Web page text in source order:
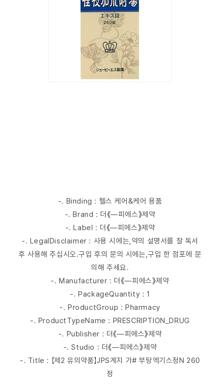
-. Binding : 헬스 케어&케어 용품
-. Brand : 더《―피에스》제약
-. Label : 더《―피에스》제약
-. LegalDisclaimer : 사용 시에는,약의 설명서를 잘 독서
후 사용해 주십시오.구입 후의 문의 시에는,구입 한 점포에 문
의해 주세요.
-. Manufacturer : 더《―피에스》제약
-. PackageQuantity : 1
-. ProductGroup : Pharmacy
-. ProductTypeName : PRESCRIPTION_DRUG
-. Publisher : 더《―피에스》제약
-. Studio : 더《―피에스》제약
-. Title : 【제2 유의약품】JPS계지 가# 부탕엑기스정N 260
정